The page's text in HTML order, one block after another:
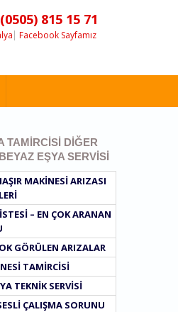
815 15 71
Facebook Sayfamız
TAMIRCISI DIĞER
EŞYA SERVISI
MAKINESI ARIZASI
– EN ÇOK ARANAN
GÖRÜLEN ARIZALAR
TAMIRCISI
TEKNIK SERVISI
ÇALIŞMA SORUNU